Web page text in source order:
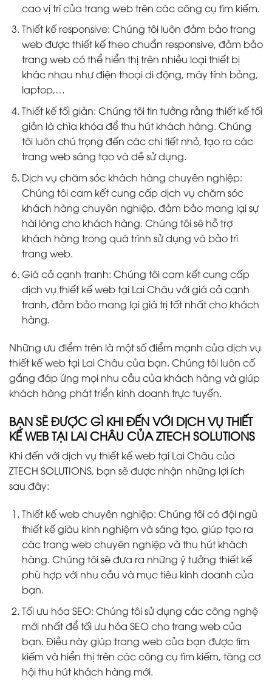
cao vị trí của trang web trên các công cụ tìm kiếm.
Thiết kế responsive: Chúng tôi luôn đảm bảo trang
web được thiết kế theo chuẩn responsive, đảm bảo
trang web có thể hiển thị trên nhiều loại thiết bị
khác nhau như điện thoại di động, máy tính bảng,
laptop,…
Thiết kế tối giản: Chúng tôi tin tưởng rằng thiết kế tối
giản là chìa khóa để thu hút khách hàng. Chúng
tôi luôn chú trọng đến các chi tiết nhỏ, tạo ra các
trang web sáng tạo và dễ sử dụng.
Dịch vụ chăm sóc khách hàng chuyên nghiệp:
Chúng tôi cam kết cung cấp dịch vụ chăm sóc
khách hàng chuyên nghiệp, đảm bảo mang lại sự
hài lòng cho khách hàng. Chúng tôi sẽ hỗ trợ
khách hàng trong quá trình sử dụng và bảo trì
trang web.
Giá cả cạnh tranh: Chúng tôi cam kết cung cấp
dịch vụ thiết kế web tại Lai Châu với giá cả cạnh
tranh, đảm bảo mang lại giá trị tốt nhất cho khách
hàng.
Những ưu điểm trên là một số điểm mạnh của dịch vụ
thiết kế web tại Lai Châu của bạn. Chúng tôi luôn cố
gắng đáp ứng mọi nhu cầu của khách hàng và giúp
khách hàng phát triển kinh doanh trực tuyến.
BẠN SẼ ĐƯỢC GÌ KHI ĐẾN VỚI DỊCH VỤ THIẾT
KẾ WEB TẠI LAI CHÂU CỦA ZTECH SOLUTIONS
Khi đến với dịch vụ thiết kế web tại Lai Châu của
ZTECH SOLUTIONS, bạn sẽ được nhận những lợi ích
sau đây:
Thiết kế web chuyên nghiệp: Chúng tôi có đội ngũ
thiết kế giàu kinh nghiệm và sáng tạo, giúp tạo ra
các trang web chuyên nghiệp và thu hút khách
hàng. Chúng tôi sẽ đưa ra những ý tưởng thiết kế
phù hợp với nhu cầu và mục tiêu kinh doanh của
bạn.
Tối ưu hóa SEO: Chúng tôi sử dụng các công nghệ
mới nhất để tối ưu hóa SEO cho trang web của
bạn. Điều này giúp trang web của bạn được tìm
kiếm và hiển thị trên các công cụ tìm kiếm, tăng cơ
hội thu hút khách hàng mới.